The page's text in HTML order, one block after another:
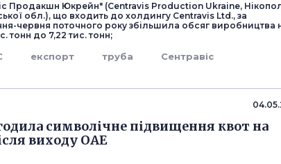
Продакшн Юкрейн" (Centravis Production Ukraine,
обл.), що входить до холдингу Centravis Ltd., за
червня поточного року збільшила обсяг виробництва
тонн до 7,22 тис. тонн;
експорт труба Сентравіс
символічне підвищення квот на
виходу ОАЕ